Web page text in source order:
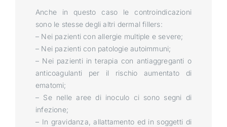
Anche in questo caso le controindicazioni
sono le stesse degli altri dermal fillers:
– Nei pazienti con allergie multiple e severe;
– Nei pazienti con patologie autoimmuni;
– Nei pazienti in terapia con antiaggreganti o
anticoagulanti per il rischio aumentato di
ematomi;
– Se nelle aree di inoculo ci sono segni di
infezione;
– In gravidanza, allattamento ed in soggetti di